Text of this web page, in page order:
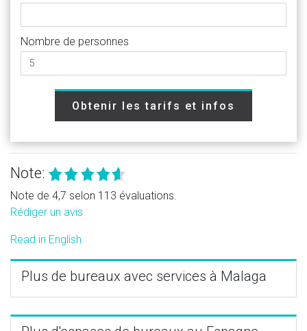
Nombre de personnes
Obtenir les tarifs et infos
Note:
Note de 4,7 selon 113 évaluations.
Rédiger un avis
Read in English
Plus de bureaux avec services à Malaga